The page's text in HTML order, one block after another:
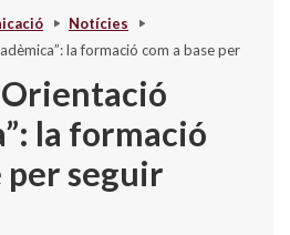
Notícies
la formació com a base per
la formació
per seguir